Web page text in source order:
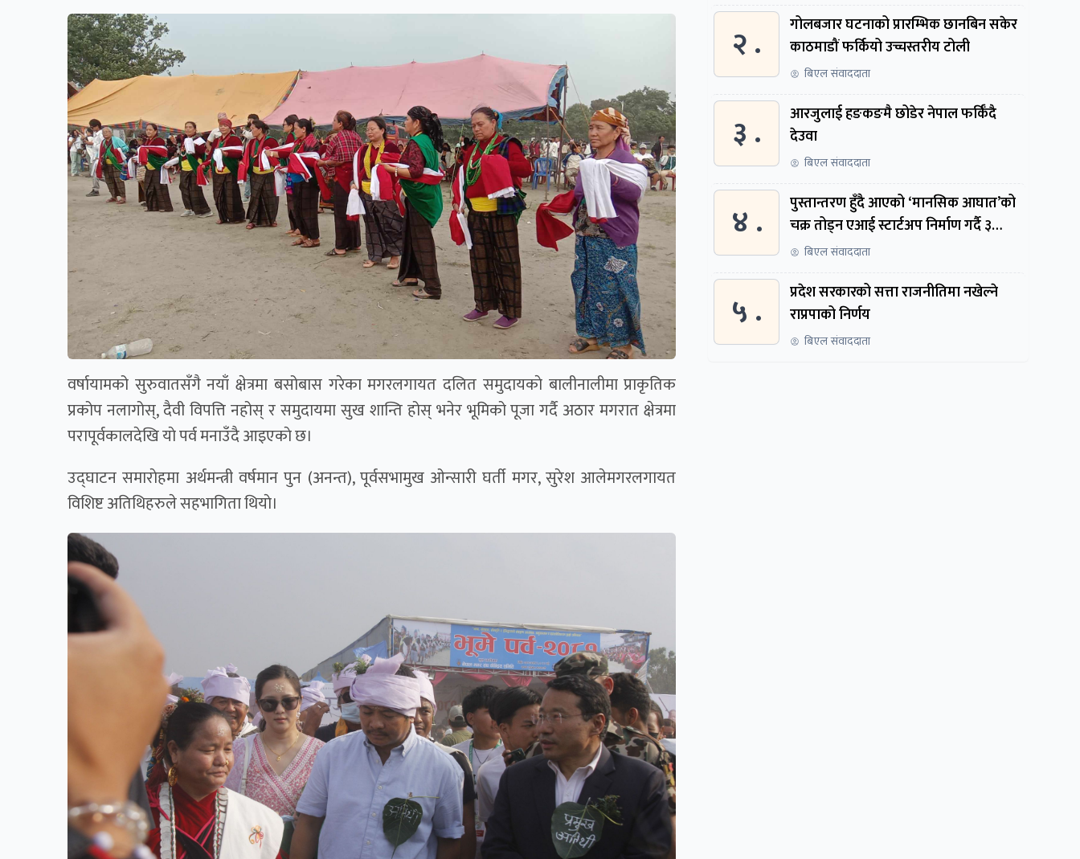
वर्षायामको सुरुवातसँगै नयाँ क्षेत्रमा बसोबास गरेका मगरलगायत दलित समुदायकाे बालीनालीमा प्राकृतिक
प्रकोप नलागोस्, दैवी विपत्ति नहोस् र समुदायमा सुख शान्ति होस् भनेर भूमिको पूजा गर्दै अठार मगरात क्षेत्रमा
परापूर्वकालदेखि याे पर्व मनाउँदै आइएकाे छ।
उद्घाटन समाराेहमा अर्थमन्त्री वर्षमान पुन (अनन्त), पूर्वसभामुख ओन्सारी घर्ती मगर, सुरेश आलेमगरलगायत
विशिष्ट अतिथिहरुले सहभागिता थियाे।
२ .
गोलबजार घटनाको प्रारम्भिक छानबिन सकेर
काठमाडौं फर्कियो उच्चस्तरीय टोली
बिएल संवाददाता
३ .
आरजुलाई हङकङमै छोडेर नेपाल फर्किँदै
देउवा
बिएल संवाददाता
४ .
पुस्तान्तरण हुँदै आएको ‘मानसिक आघात’को
चक्र तोड्न एआई स्टार्टअप निर्माण गर्दै ३
नेपाली
बिएल संवाददाता
५ .
प्रदेश सरकारको सत्ता राजनीतिमा नखेल्ने
राप्रपाको निर्णय
बिएल संवाददाता